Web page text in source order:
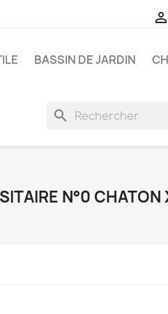

BASSIN DE JARDIN
search
N°0